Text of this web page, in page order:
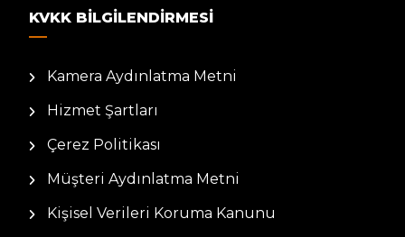
KVKK BILGILENDIRMESI
Kamera Aydınlatma Metni
Hizmet Şartları
Çerez Politikası
Müşteri Aydınlatma Metni
Kişisel Verileri Koruma Kanunu